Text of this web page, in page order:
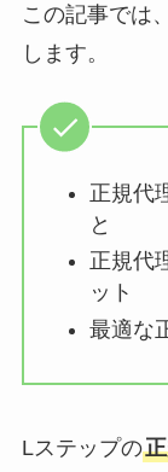
この記事では、
します。
正規代
と
正規代
ット
最適な
Lステップの